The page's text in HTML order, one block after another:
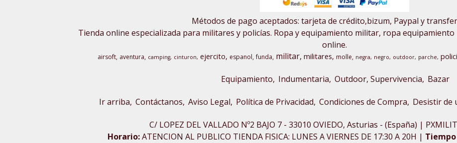
Métodos de pago aceptados: tarjeta de crédito,bizum, Paypal y
Tienda online especializada para militares y policías. Ropa y equipamiento militar, ropa
online.
airsoft aventura camping cinturon ejercito espanol funda militar militares molle negra negro outdoor parche
Equipamiento Indumentaria Outdoor, Supervivencia Bazar
Ir arriba Contáctanos Aviso Legal Política de Privacidad Condiciones de Compra Desistir de
C/ LOPEZ DEL VALLADO Nº2 BAJO 7 - 33010 OVIEDO, Asturias - (España) |
Horario:ATENCION AL PUBLICO TIENDA FISICA: LUNES A VIERNES DE 17:30 A 20H |